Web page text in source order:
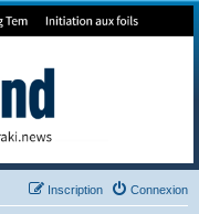
Connexion
Inscription